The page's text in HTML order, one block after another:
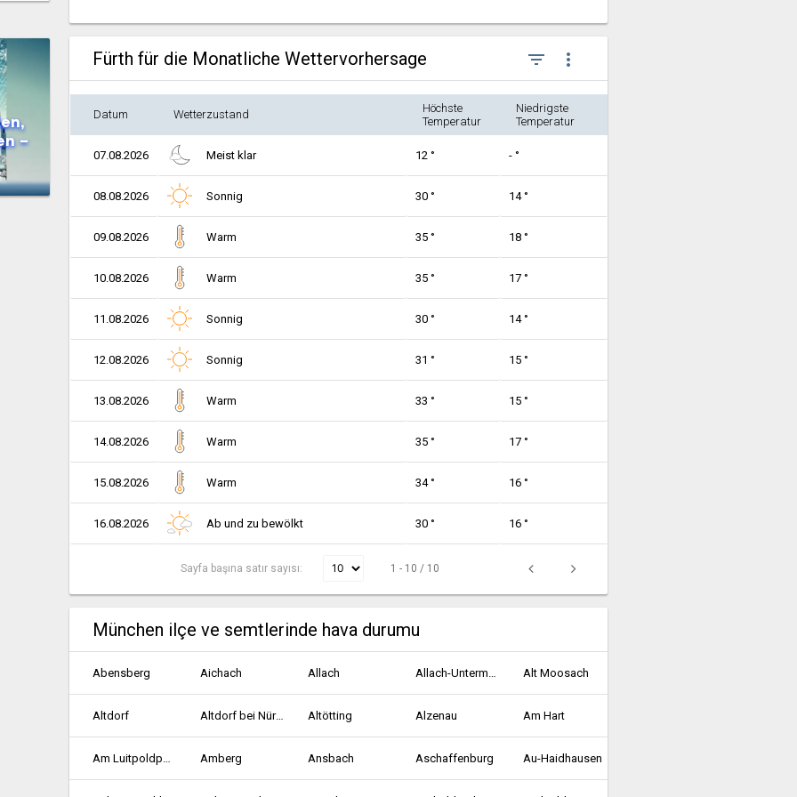
–
Fürth für die Monatliche Wettervorhersage filter_list more_vert
Datum Wetterzustand
Höchste
Temperatur
Niedrigste
Temperatur
07.08.2026 Meist klar 12 ° - °
08.08.2026 Sonnig 30 ° 14 °
09.08.2026 Warm 35 ° 18 °
10.08.2026 Warm 35 ° 17 °
11.08.2026 Sonnig 30 ° 14 °
12.08.2026 Sonnig 31 ° 15 °
13.08.2026 Warm 33 ° 15 °
14.08.2026 Warm 35 ° 17 °
15.08.2026 Warm 34 ° 16 °
16.08.2026 Ab und zu bewölkt 30 ° 16 °
Sayfa başına satır sayısı: 1 - 10 / 10
München ilçe ve semtlerinde hava durumu
Abensberg Aichach Allach Allach-Untermenzing Alt Moosach
Altdorf Altdorf bei Nürnberg Altötting Alzenau Am Hart
Am Luitpoldpark Amberg Ansbach Aschaffenburg Au-Haidhausen